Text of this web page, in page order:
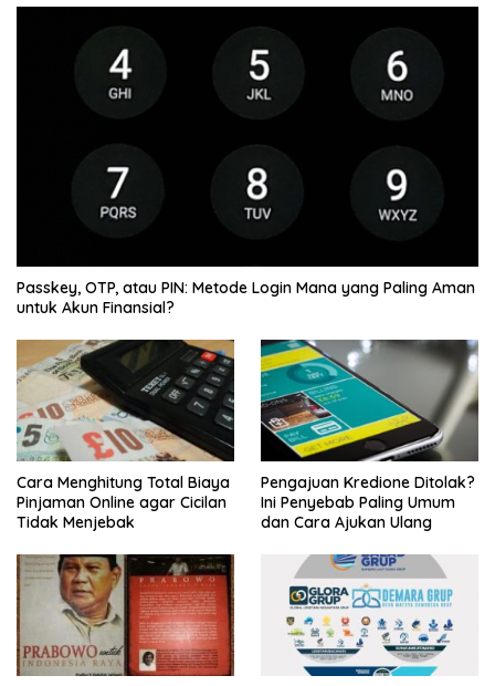
Passkey, OTP, atau PIN: Metode Login Mana yang Paling Aman
untuk Akun Finansial?
Cara Menghitung Total Biaya
Pinjaman Online agar Cicilan
Tidak Menjebak
Pengajuan Kredione Ditolak?
Ini Penyebab Paling Umum
dan Cara Ajukan Ulang